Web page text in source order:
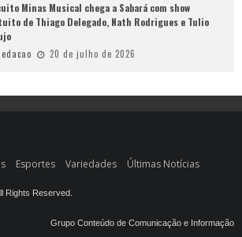
Minas Musical chega a Sabará com show
de Thiago Delegado, Nath Rodrigues e Tulio
20 de julho de 2026
Esportes Variedades Últimas Notícias
Rights Reserved.
Grupo Conteúdo de Comunicação e Informação